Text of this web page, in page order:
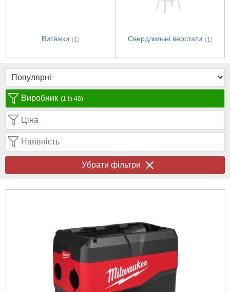
Витяжки (1) Свердлильні верстати (1)
Виробник (1 із 46)
Ціна
Наявність
Убрати фільтри